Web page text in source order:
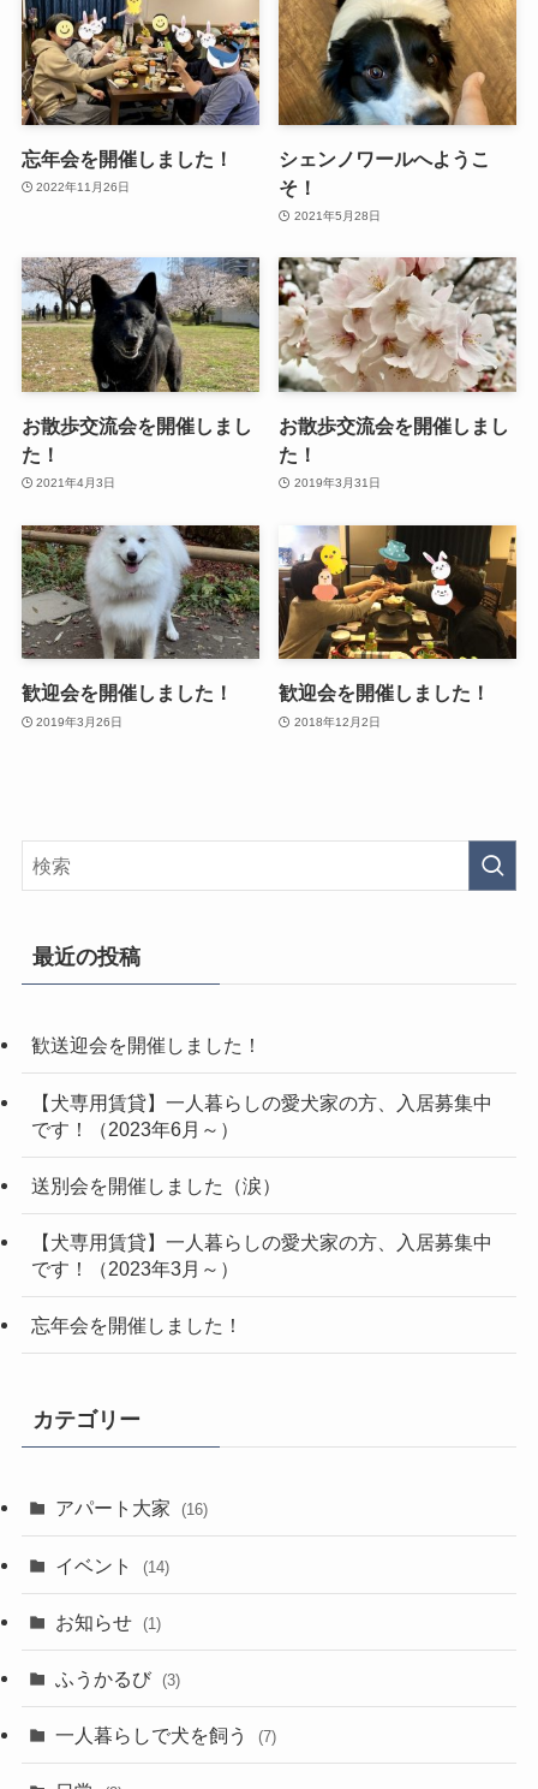
忘年会を開催しました！
2022年11月26日
シェンノワールへようこ
そ！
2021年5月28日
お散歩交流会を開催しまし
た！
2021年4月3日
お散歩交流会を開催しまし
た！
2019年3月31日
歓迎会を開催しました！
2019年3月26日
歓迎会を開催しました！
2018年12月2日
最近の投稿
歓送迎会を開催しました！
【犬専用賃貸】一人暮らしの愛犬家の方、入居募集中
です！（2023年6月～）
送別会を開催しました（涙）
【犬専用賃貸】一人暮らしの愛犬家の方、入居募集中
です！（2023年3月～）
忘年会を開催しました！
カテゴリー
アパート大家 (16)
イベント (14)
お知らせ (1)
ふうかるび (3)
一人暮らしで犬を飼う (7)